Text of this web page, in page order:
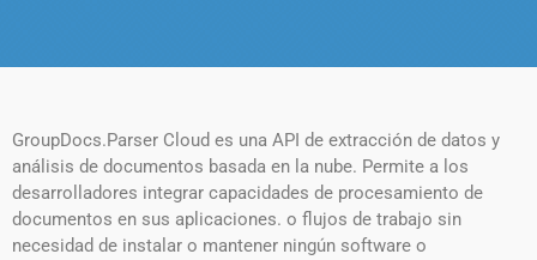
GroupDocs.Parser Cloud es una API de extracción de datos y
análisis de documentos basada en la nube. Permite a los
desarrolladores integrar capacidades de procesamiento de
documentos en sus aplicaciones. o flujos de trabajo sin
necesidad de instalar o mantener ningún software o